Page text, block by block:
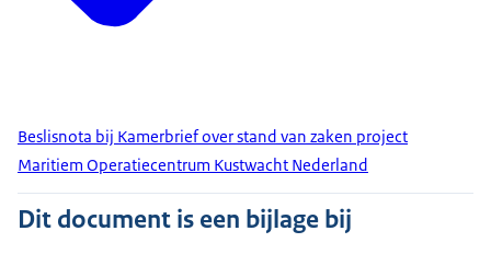
Beslisnota bij Kamerbrief over stand van zaken project
Maritiem Operatiecentrum Kustwacht Nederland
Dit document is een bijlage bij